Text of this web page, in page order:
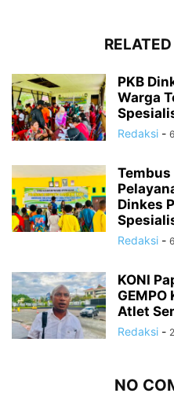
PKB
Warga
Redaksi -
Tembus
Dinkes
Redaksi -
KONI
Atlet
Redaksi -
NO